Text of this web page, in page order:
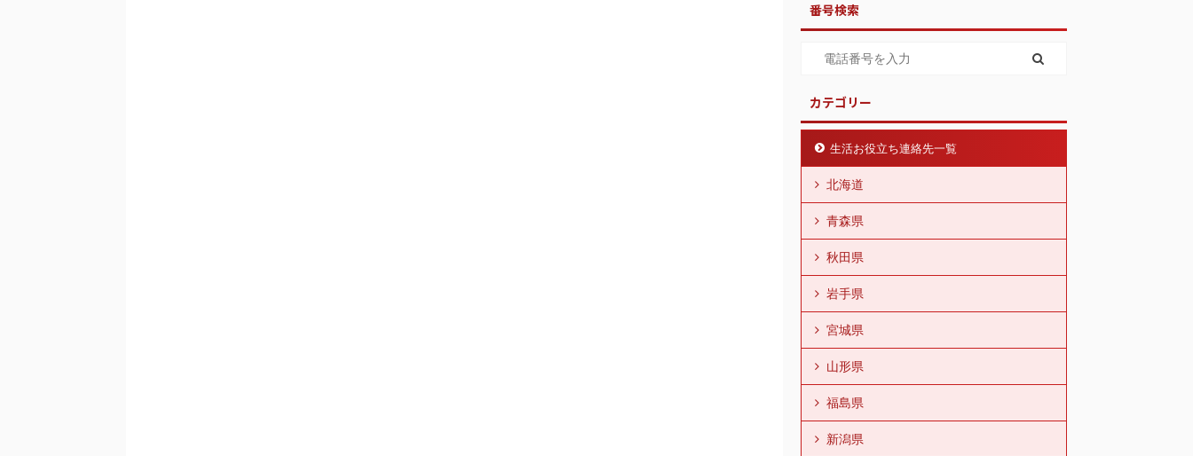
番号検索
カテゴリー
生活お役立ち連絡先一覧
北海道
青森県
秋田県
岩手県
宮城県
山形県
福島県
新潟県